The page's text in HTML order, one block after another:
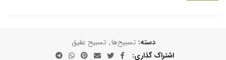
دسته: تسبیح‌ها, تسبیح عقیق
اشتراک گذاری